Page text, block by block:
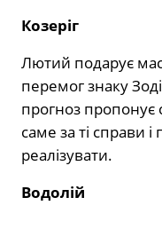
Козеріг
Лютий подарує
перемог знаку
прогноз пропонує
саме за ті справи
реалізувати.
Водолій